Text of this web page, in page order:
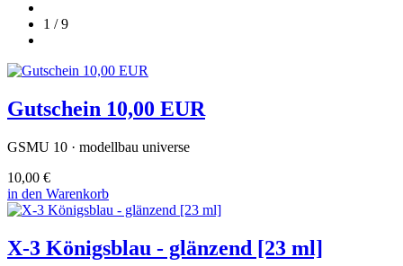
1 / 9
Gutschein 10,00 EUR
GSMU 10 · modellbau universe
10,00 €
in den Warenkorb
X-3 Königsblau - glänzend [23 ml]